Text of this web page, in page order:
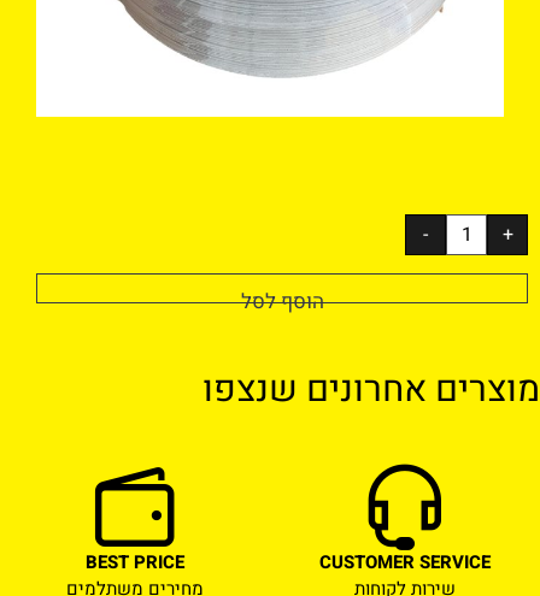
הוסף לסל
מוצרים אחרונים שנצפו
CUSTOMER SERVICE
שירות לקוחות
BEST PRICE
מחירים משתלמים